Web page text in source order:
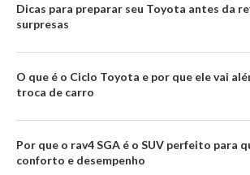
Dicas para preparar seu Toyota antes da
surpresas
O que é o Ciclo Toyota e por que ele vai
troca de carro
Por que o rav4 SGA é o SUV perfeito para
conforto e desempenho